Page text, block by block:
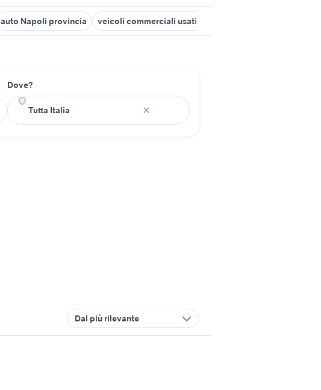
auto Napoli provincia veicoli commerciali usati sicilia
Dove?
Dal più rilevante